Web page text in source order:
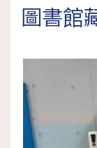
圖書館